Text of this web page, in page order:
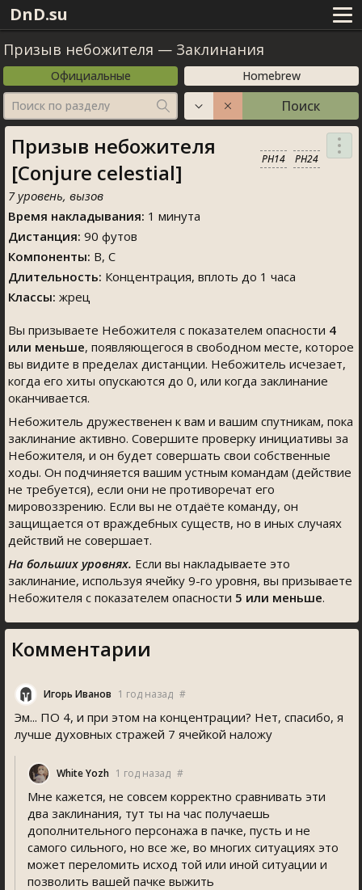
DnD.su
Призыв небожителя — Заклинания
Официальные
Homebrew
Поиск по разделу
Поиск
Призыв небожителя
[Conjure celestial]
PH14 PH24
7 уровень, вызов
Время накладывания: 1 минута
Дистанция: 90 футов
Компоненты: В, С
Длительность: Концентрация, вплоть до 1 часа
Классы: жрец
Вы призываете Небожителя с показателем опасности 4
или меньше, появляющегося в свободном месте, которое
вы видите в пределах дистанции. Небожитель исчезает,
когда его хиты опускаются до 0, или когда заклинание
оканчивается.
Небожитель дружественен к вам и вашим спутникам, пока
заклинание активно. Совершите проверку инициативы за
Небожителя, и он будет совершать свои собственные
ходы. Он подчиняется вашим устным командам (действие
не требуется), если они не противоречат его
мировоззрению. Если вы не отдаёте команду, он
защищается от враждебных существ, но в иных случаях
действий не совершает.
На больших уровнях. Если вы накладываете это
заклинание, используя ячейку 9-го уровня, вы призываете
Небожителя с показателем опасности 5 или меньше.
Комментарии
Игорь Иванов 1 год назад #
Эм... ПО 4, и при этом на концентрации? Нет, спасибо, я
лучше духовных стражей 7 ячейкой наложу
White Yozh 1 год назад #
Мне кажется, не совсем корректно сравнивать эти
два заклинания, тут ты на час получаешь
дополнительного персонажа в пачке, пусть и не
самого сильного, но все же, во многих ситуациях это
может переломить исход той или иной ситуации и
позволить вашей пачке выжить